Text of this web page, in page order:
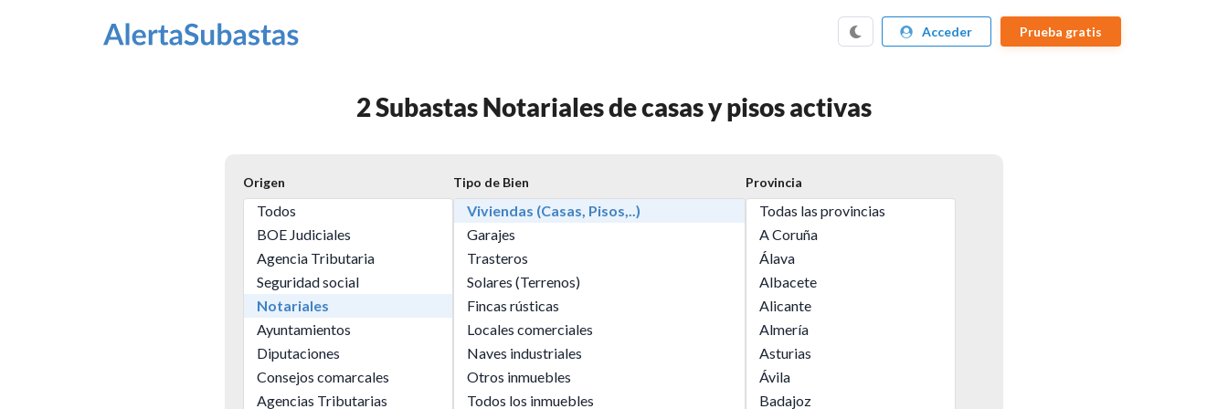
Acceder Prueba gratis
2 Subastas Notariales de casas y pisos activas
Origen
Todos
BOE Judiciales
Agencia Tributaria
Seguridad social
Notariales
Ayuntamientos
Diputaciones
Consejos comarcales
Agencias Tributarias
Tipo de Bien
Viviendas (Casas, Pisos,..)
Garajes
Trasteros
Solares (Terrenos)
Fincas rústicas
Locales comerciales
Naves industriales
Otros inmuebles
Todos los inmuebles
Provincia
Todas las provincias
A Coruña
Álava
Albacete
Alicante
Almería
Asturias
Ávila
Badajoz